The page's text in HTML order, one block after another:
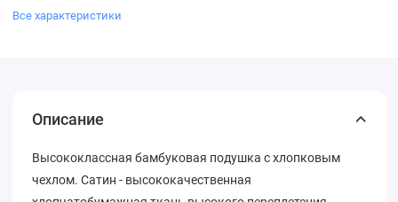
Все характеристики
Описание
Высококлассная бамбуковая подушка с хлопковым
чехлом. Сатин - высококачественная